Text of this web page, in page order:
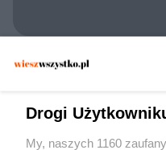
dywan wystarczył,
funkcjonariuszy?
Drogi
My, naszych 1160